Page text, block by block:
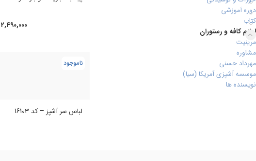
دوره آموزشی
کتاب
لوازم کافه و رستوران
مرینیت
مشاوره
مهرداد حسنی
موسسه آشپزی آمریکا (سیا)
نویسنده ها
۲,۴۹۰,۰۰۰
ناموجود
لباس سر آشپز – کد 16103